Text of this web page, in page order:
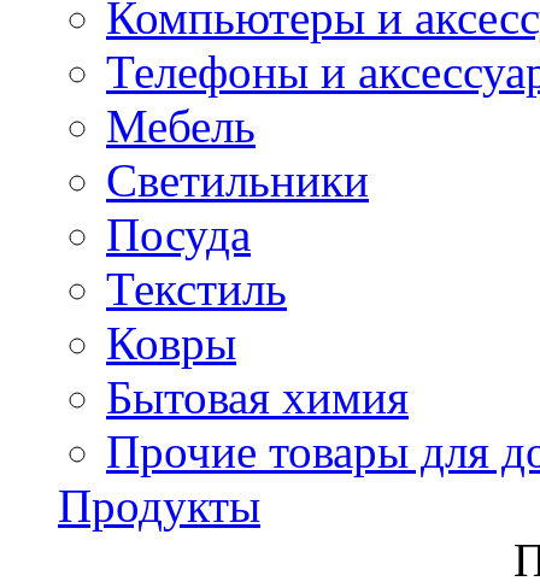
Компьютеры и
Телефоны и
Мебель
Светильники
Посуда
Текстиль
Ковры
Бытовая химия
Прочие товары для
Продукты